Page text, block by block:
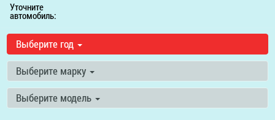
Уточните
автомобиль:
Выберите год
Выберите марку
Выберите модель